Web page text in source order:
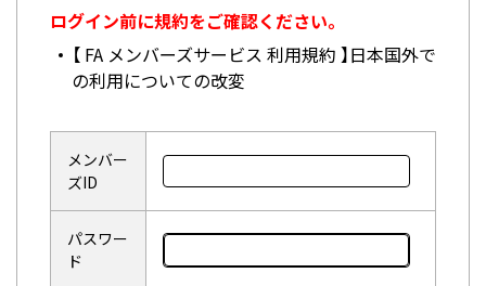
ログイン前に規約をご確認ください。
【 FA メンバーズサービス 利用規約 】日本国外で
の利用についての改変
メンバー
ズID
パスワー
ド